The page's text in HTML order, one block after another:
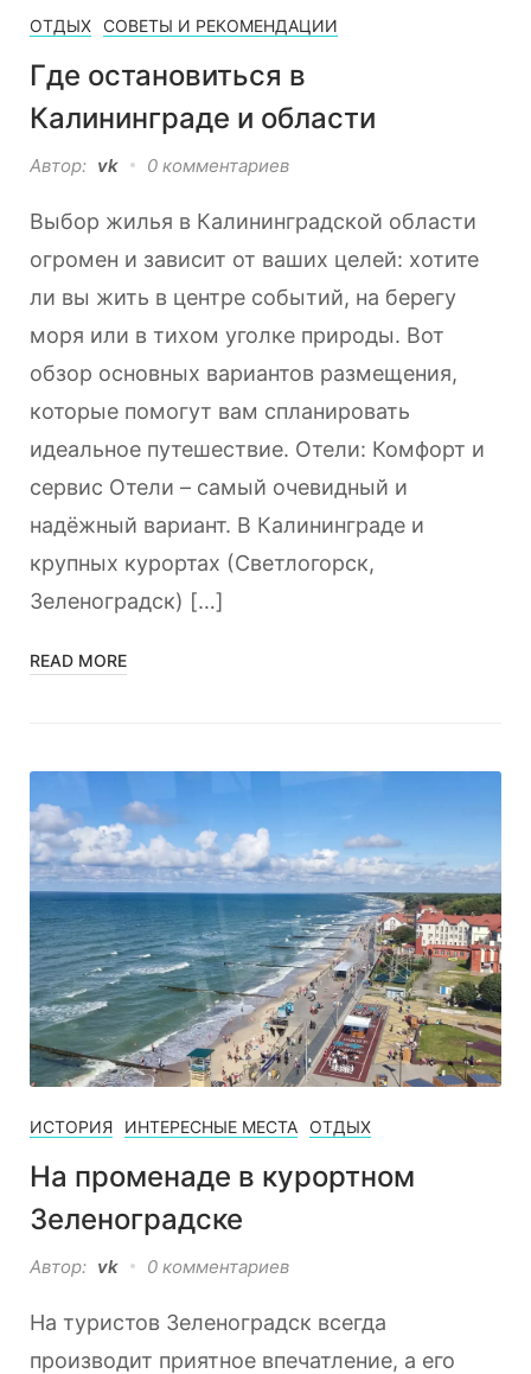
ОТДЫХ СОВЕТЫ И РЕКОМЕНДАЦИИ
Где остановиться в
Калининграде и области
Автор: vk 0 комментариев
Выбор жилья в Калининградской области
огромен и зависит от ваших целей: хотите
ли вы жить в центре событий, на берегу
моря или в тихом уголке природы. Вот
обзор основных вариантов размещения,
которые помогут вам спланировать
идеальное путешествие. Отели: Комфорт и
сервис Отели – самый очевидный и
надёжный вариант. В Калининграде и
крупных курортах (Светлогорск,
Зеленоградск) […]
READ MORE
ИСТОРИЯ ИНТЕРЕСНЫЕ МЕСТА ОТДЫХ
На променаде в курортном
Зеленоградске
Автор: vk 0 комментариев
На туристов Зеленоградск всегда
производит приятное впечатление, а его